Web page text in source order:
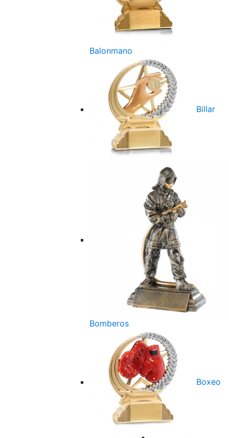
Balonmano
Billar
Bomberos
Boxeo